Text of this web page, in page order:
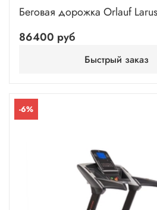
Беговая дорожка Orlauf Larus
86400 руб
Быстрый заказ
-6%